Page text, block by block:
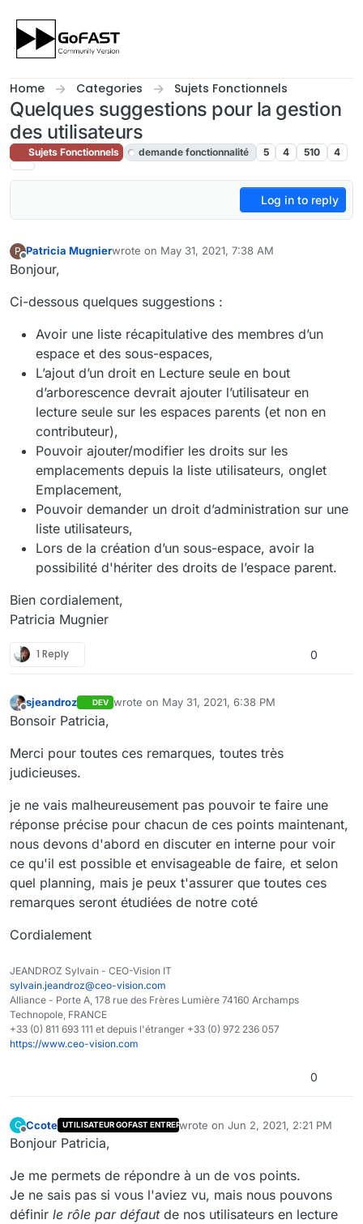
Home Categories Sujets Fonctionnels
Quelques suggestions pour la gestion
des utilisateurs
Sujets Fonctionnels demande fonctionnalité 5 4 510 4
Log in to reply
P
Offline
Patricia Mugnierwrote on May 31, 2021, 7:38 AM
last edited by cpotter Feb 19, 2022, 10:18 AM
Bonjour,
Ci-dessous quelques suggestions :
Avoir une liste récapitulative des membres d’un
espace et des sous-espaces,
L’ajout d’un droit en Lecture seule en bout
d’arborescence devrait ajouter l’utilisateur en
lecture seule sur les espaces parents (et non en
contributeur),
Pouvoir ajouter/modifier les droits sur les
emplacements depuis la liste utilisateurs, onglet
Emplacement,
Pouvoir demander un droit d’administration sur une
liste utilisateurs,
Lors de la création d’un sous-espace, avoir la
possibilité d'hériter des droits de l’espace parent.
Bien cordialement,
Patricia Mugnier
1 Reply 0
Offline
sjeandroz DEV wrote on May 31, 2021, 6:38 PM
last edited by
Bonsoir Patricia,
Merci pour toutes ces remarques, toutes très
judicieuses.
je ne vais malheureusement pas pouvoir te faire une
réponse précise pour chacun de ces points maintenant,
nous devons d'abord en discuter en interne pour voir
ce qu'il est possible et envisageable de faire, et selon
quel planning, mais je peux t'assurer que toutes ces
remarques seront étudiées de notre coté
Cordialement
JEANDROZ Sylvain - CEO-Vision IT
sylvain.jeandroz@ceo-vision.com
Alliance - Porte A, 178 rue des Frères Lumière 74160 Archamps
Technopole, FRANCE
+33 (0) 811 693 111 et depuis l'étranger +33 (0) 972 236 057
https://www.ceo-vision.com
0
C
Offline
Ccote UTILISATEUR GOFAST ENTREPRISEwrote on Jun 2, 2021, 2:21 PM
last edited by
Bonjour Patricia,
Je me permets de répondre à un de vos points.
Je ne sais pas si vous l'aviez vu, mais nous pouvons
définir le rôle par défautde nos utilisateurs en lecture